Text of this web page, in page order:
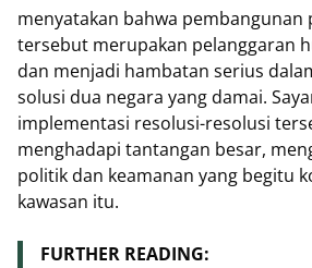
menyatakan bahwa pembangunan
tersebut merupakan pelanggaran
dan menjadi hambatan serius
solusi dua negara yang damai.
implementasi resolusi-resolusi
menghadapi tantangan besar,
politik dan keamanan yang begitu
kawasan itu.
FURTHER READING: